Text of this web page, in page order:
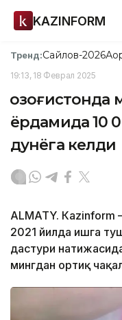
KAZINFORM
Тренд:Сайлов-2026
19:13, 18 Феврал 2025
Қозоғистонда
ёрдамида 10
дунёга келди
ALMATY. Кazinform
2021 йилда ишга
дастури
мингдан ортиқ